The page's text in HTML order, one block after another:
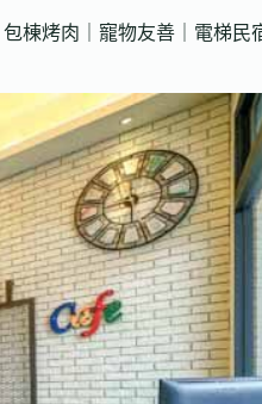
包棟烤肉｜寵物友善｜電梯民